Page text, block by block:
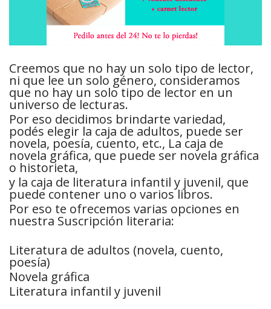
Creemos que no hay un solo tipo de lector,
ni que lee un solo género, consideramos
que no hay un solo tipo de lector en un
universo de lecturas.
Por eso decidimos brindarte variedad,
podés elegir la caja de adultos, puede ser
novela, poesía, cuento, etc., La caja de
novela gráfica, que puede ser novela gráfica
o historieta,
y la caja de literatura infantil y juvenil, que
puede contener uno o varios libros.
Por eso te ofrecemos varias opciones en
nuestra Suscripción literaria:
Literatura de adultos (novela, cuento,
poesía)
Novela gráfica
Literatura infantil y juvenil